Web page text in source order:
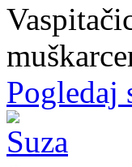
Pogledaj